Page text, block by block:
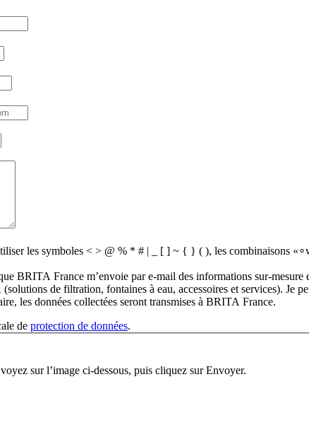
les symboles < > @ % * # | _ [ ] ~ { } ( ), les combinaisons
BRITA France m’envoie par e-mail des informations sur-
de filtration, fontaines à eau, accessoires et services). Je
les données collectées seront transmises à BRITA France.
de protection de données.
sur l’image ci-dessous, puis cliquez sur Envoyer.